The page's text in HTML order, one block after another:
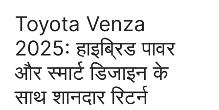
Toyota Venza
2025: हाइब्रिड पावर
और स्मार्ट डिजाइन के
साथ शानदार रिटर्न